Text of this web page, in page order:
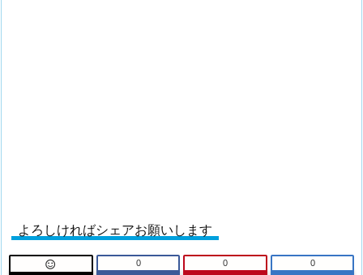
よろしければシェアお願いします
 0 0 0